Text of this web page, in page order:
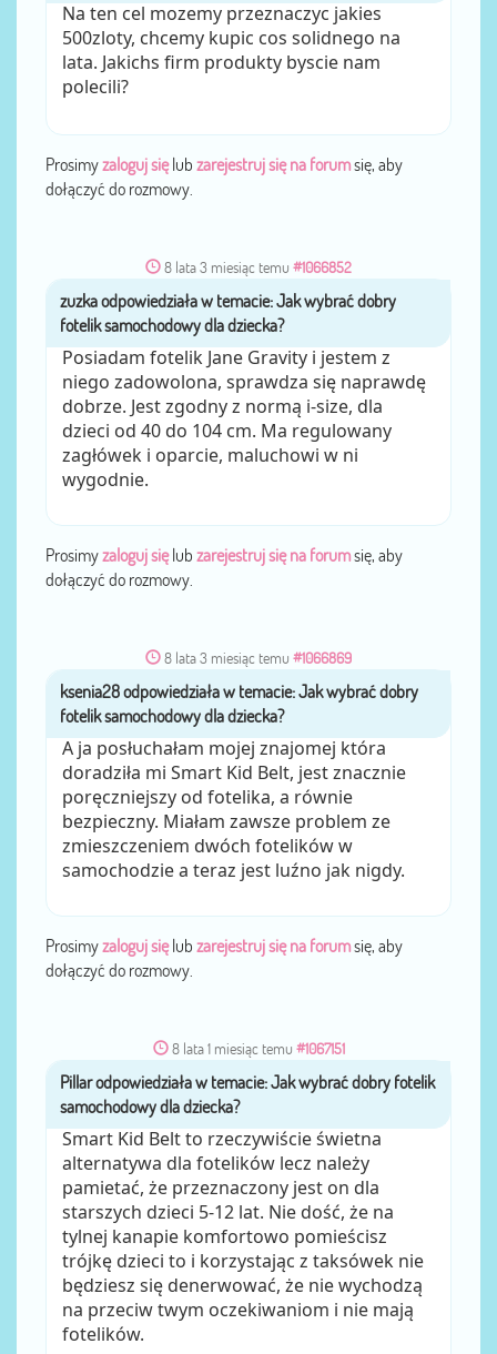
Na ten cel mozemy przeznaczyc jakies
500zloty, chcemy kupic cos solidnego na
lata. Jakichs firm produkty byscie nam
polecili?
Prosimyzaloguj sięlub zarejestruj się na forumsię, aby
dołączyć do rozmowy.
8 lata 3 miesiąc temu #1066852
przezzuzka
Posiadam fotelik Jane Gravity i jestem z
niego zadowolona, sprawdza się naprawdę
dobrze. Jest zgodny z normą i-size, dla
dzieci od 40 do 104 cm. Ma regulowany
zagłówek i oparcie, maluchowi w ni
wygodnie.
Prosimyzaloguj sięlub zarejestruj się na forumsię, aby
dołączyć do rozmowy.
8 lata 3 miesiąc temu #1066869
przezksenia28
A ja posłuchałam mojej znajomej która
doradziła mi Smart Kid Belt, jest znacznie
poręczniejszy od fotelika, a równie
bezpieczny. Miałam zawsze problem ze
zmieszczeniem dwóch fotelików w
samochodzie a teraz jest luźno jak nigdy.
Prosimyzaloguj sięlub zarejestruj się na forumsię, aby
dołączyć do rozmowy.
8 lata 1 miesiąc temu #1067151
przezPillar
Smart Kid Belt to rzeczywiście świetna
alternatywa dla fotelików lecz należy
pamietać, że przeznaczony jest on dla
starszych dzieci 5-12 lat. Nie dość, że na
tylnej kanapie komfortowo pomieścisz
trójkę dzieci to i korzystając z taksówek nie
będziesz się denerwować, że nie wychodzą
na przeciw twym oczekiwaniom i nie mają
fotelików.